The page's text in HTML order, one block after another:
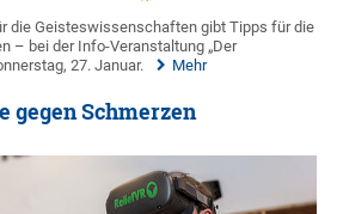
die Geisteswissenschaften gibt Tipps für die
– bei der Info-Veranstaltung „Der
27. Januar.
Mehr
gegen Schmerzen